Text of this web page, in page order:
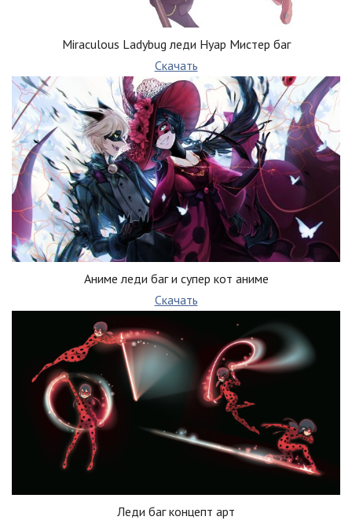
Miraculous Ladybug леди Нуар Мистер баг
Скачать
Аниме леди баг и супер кот аниме
Скачать
Леди баг концепт арт